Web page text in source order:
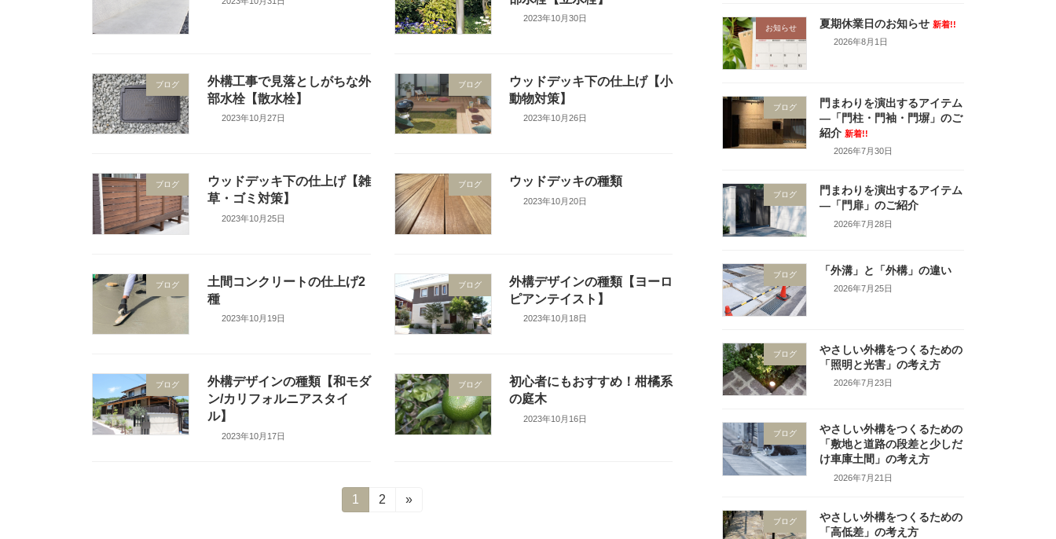
2023年10月30日
ブログ
外構工事で見落としがちな外
部水栓【散水栓】
2023年10月27日
ブログ
ウッドデッキ下の仕上げ【小
動物対策】
2023年10月26日
ブログ
ウッドデッキ下の仕上げ【雑
草・ゴミ対策】
2023年10月25日
ブログ ウッドデッキの種類
2023年10月20日
ブログ
土間コンクリートの仕上げ2
種
2023年10月19日
ブログ
外構デザインの種類【ヨーロ
ピアンテイスト】
2023年10月18日
ブログ
外構デザインの種類【和モダ
ン/カリフォルニアスタイ
ル】
2023年10月17日
ブログ
初心者にもおすすめ！柑橘系
の庭木
2023年10月16日
固
定
1
固
2 »
お知らせ 夏期休業日のお知らせ 新着!!
2026年8月1日
ブログ
門まわりを演出するアイテム
―「門柱・門袖・門塀」のご
紹介 新着!!
2026年7月30日
ブログ
門まわりを演出するアイテム
―「門扉」のご紹介
2026年7月28日
ブログ 「外溝」と「外構」の違い
2026年7月25日
ブログ
やさしい外構をつくるための
「照明と光害」の考え方
2026年7月23日
ブログ
やさしい外構をつくるための
「敷地と道路の段差と少しだ
け車庫土間」の考え方
2026年7月21日
ブログ
やさしい外構をつくるための
「高低差」の考え方